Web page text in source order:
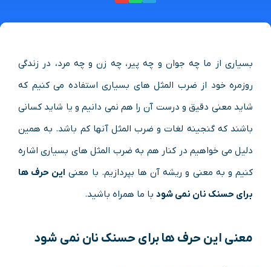
بسیاری از ما چه جوان و چه پیر، چه زن و چه مرد، در زندگی
روزمره خود از ضرب المثل های بسیاری استفاده می کنیم که
شاید معنی دقیق و درست آن را هم نمی دانیم و یا شاید کسانی
باشند که گنجینه لغات و ضرب المثل آنها کم باشد. به همین
دلیل می خواهیم در کنار هم به ضرب المثل های بسیاری اشاره
کنیم و به معنی و ریشه آن ها بپردازیم. با معنی این حرف ها
برای حسنک نان نمی شود با ما همراه باشید.
معنی این حرف ها برای حسنک نان نمی شود